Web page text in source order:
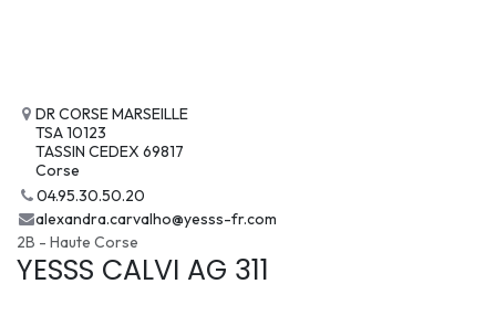
DR CORSE MARSEILLE
TSA 10123
TASSIN CEDEX 69817
Corse
04.95.30.50.20
alexandra.carvalho@yesss-fr.com
2B - Haute Corse
YESSS CALVI AG 311